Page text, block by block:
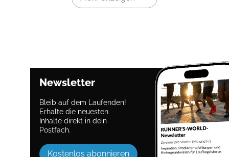
Newsletter
Bleib auf dem Laufenden!
Erhalte die neuesten
Inhalte direkt in dein
Postfach.
Kostenlos abonnieren